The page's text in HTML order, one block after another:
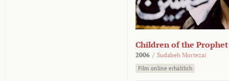
Children of the Prophet
2006 / Sudabeh Mortezai
Film online erhältlich